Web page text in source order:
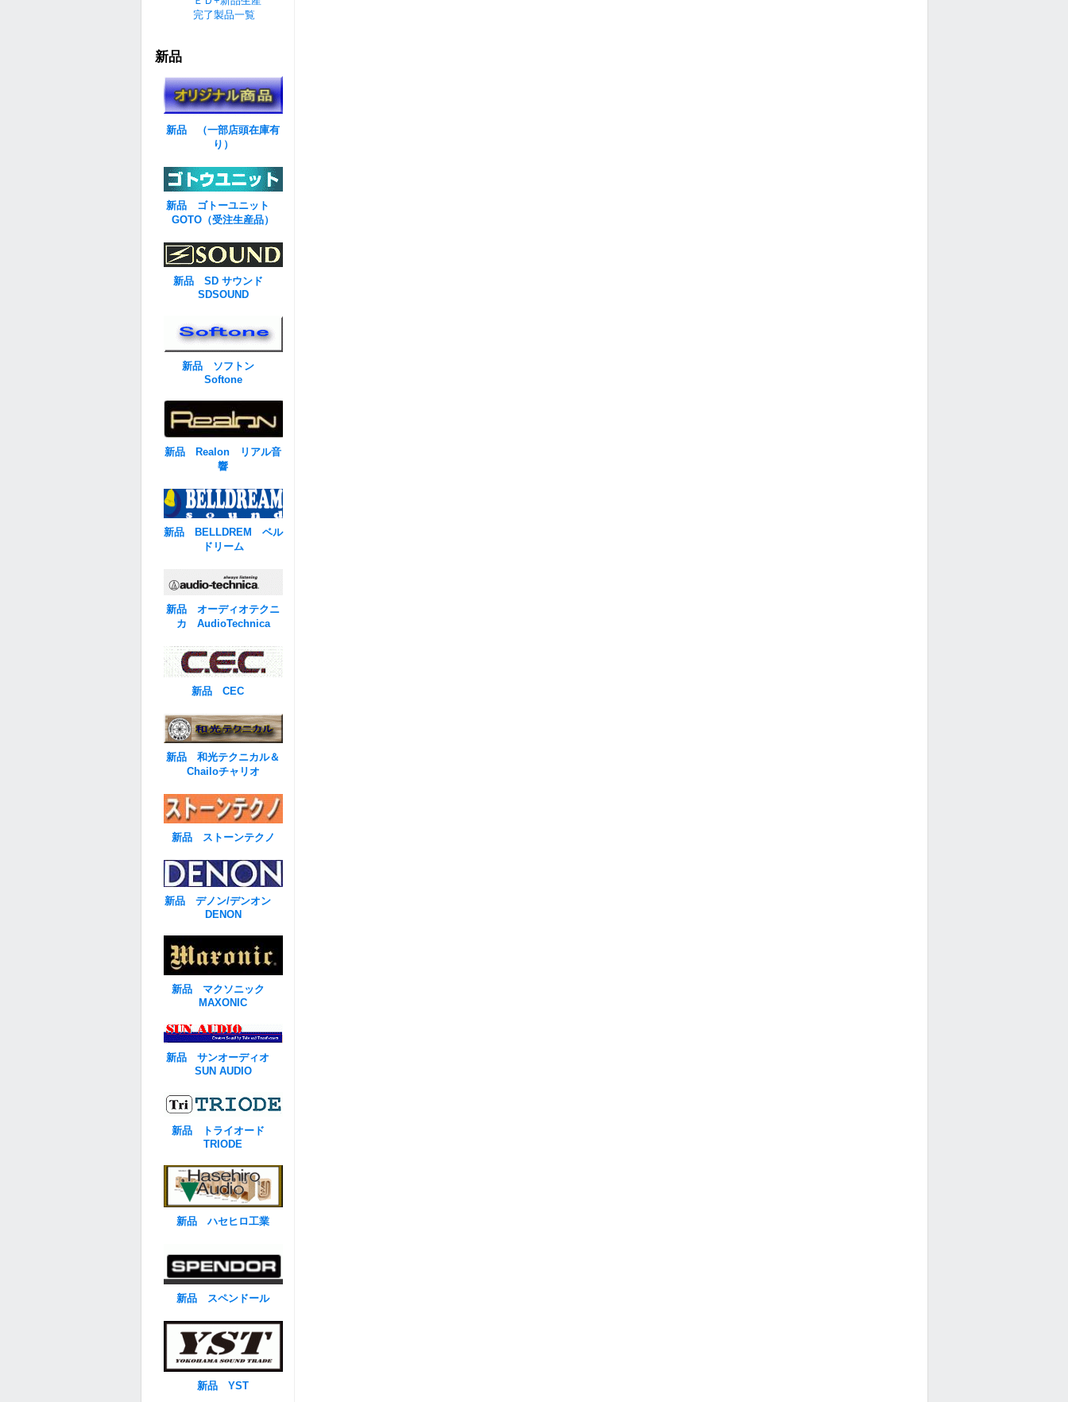
完了製品一覧
新品
新品 （一部店頭在庫有
り）
新品 ゴトーユニット
GOTO（受注生産品）
新品 SD サウンド
SDSOUND
新品 ソフトン
Softone
新品 Realon リアル音
響
新品 BELLDREM ベル
ドリーム
新品 オーディオテクニ
カ AudioTechnica
新品 CEC
新品 和光テクニカル＆
Chailoチャリオ
新品 ストーンテクノ
新品 デノン/デンオン
DENON
新品 マクソニック
MAXONIC
新品 サンオーディオ
SUN AUDIO
新品 トライオード
TRIODE
新品 ハセヒロ工業
新品 スペンドール
新品 YST